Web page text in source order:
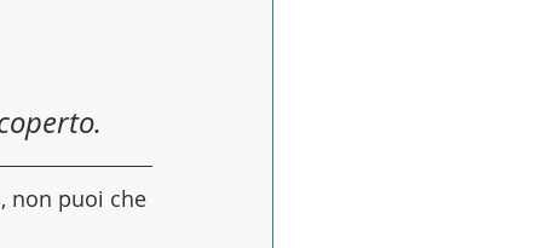
non puoi che